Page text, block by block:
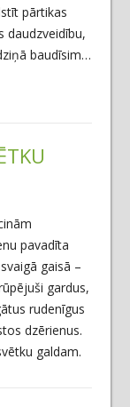
pārtikas
daudzveidību,
baudīsim…
pavadīta
gaisā –
gardus,
rudenīgus
dzērienus.
galdam.